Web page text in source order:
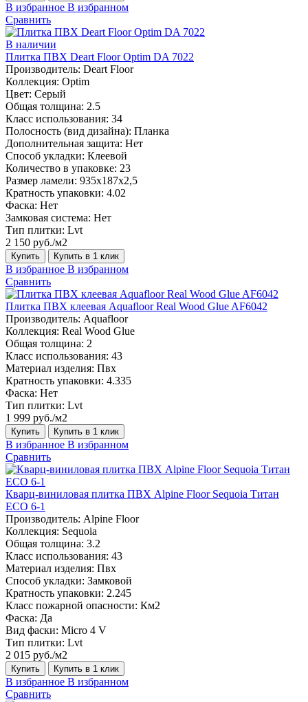
В избранное В избранном
Сравнить
В наличии
Плитка ПВХ Deart Floor Optim DA 7022
Производитель: Deart Floor
Коллекция: Optim
Цвет: Серый
Общая толщина: 2.5
Класс использования: 34
Полосность (вид дизайна): Планка
Дополнительная защита: Нет
Способ укладки: Клеевой
Количество в упаковке: 23
Размер ламели: 935х187х2,5
Кратность упаковки: 4.02
Фаска: Нет
Замковая система: Нет
Тип плитки: Lvt
2 150 руб./м2
Купить Купить в 1 клик
В избранное В избранном
Сравнить
Плитка ПВХ клеевая Aquafloor Real Wood Glue AF6042
Производитель: Aquafloor
Коллекция: Real Wood Glue
Общая толщина: 2
Класс использования: 43
Материал изделия: Пвх
Кратность упаковки: 4.335
Фаска: Нет
Тип плитки: Lvt
1 999 руб./м2
Купить Купить в 1 клик
В избранное В избранном
Сравнить
Кварц-виниловая плитка ПВХ Alpine Floor Sequoia Титан
ECO 6-1
Производитель: Alpine Floor
Коллекция: Sequoia
Общая толщина: 3.2
Класс использования: 43
Материал изделия: Пвх
Способ укладки: Замковой
Кратность упаковки: 2.245
Класс пожарной опасности: Км2
Фаска: Да
Вид фаски: Micro 4 V
Тип плитки: Lvt
2 015 руб./м2
Купить Купить в 1 клик
В избранное В избранном
Сравнить